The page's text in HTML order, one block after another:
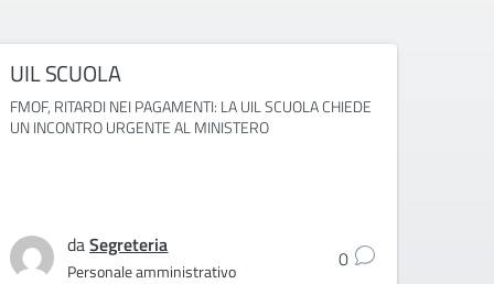
UIL SCUOLA
FMOF, RITARDI NEI PAGAMENTI: LA UIL SCUOLA CHIEDE
UN INCONTRO URGENTE AL MINISTERO
daSegreteria
Personale amministrativo 0